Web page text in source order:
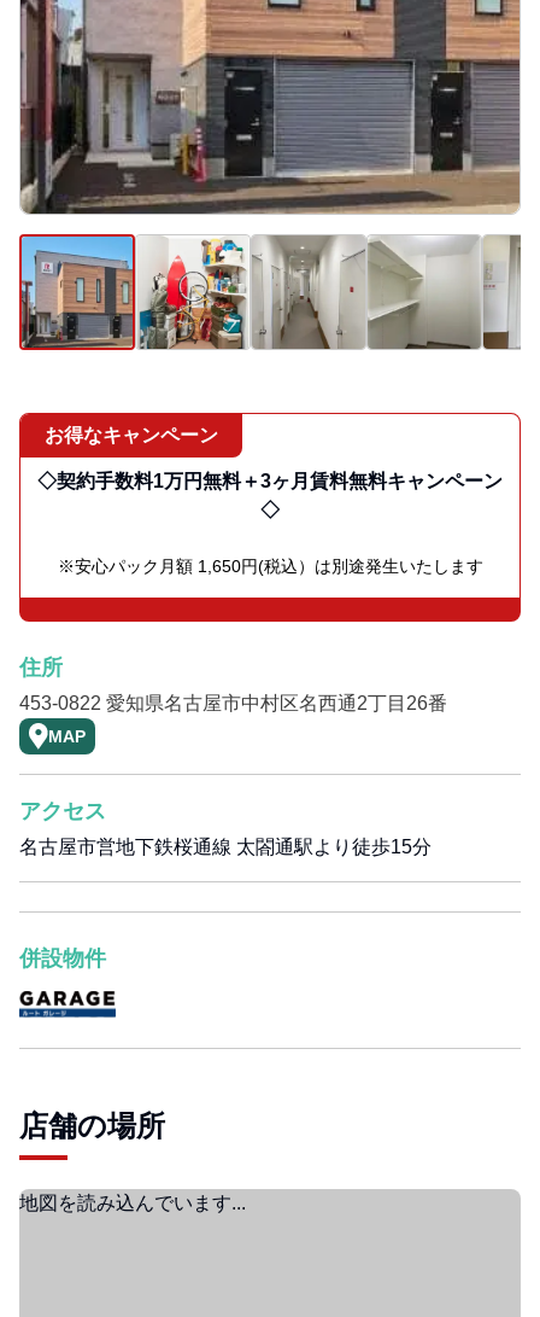
お得なキャンペーン
◇契約手数料1万円無料＋3ヶ月賃料無料キャンペーン
◇
※安心パック月額 1,650円(税込）は別途発生いたします
住所
453-0822 愛知県名古屋市中村区名西通2丁目26番
MAP
アクセス
名古屋市営地下鉄桜通線 太閤通駅より徒歩15分
併設物件
店舗の場所
地図を読み込んでいます...